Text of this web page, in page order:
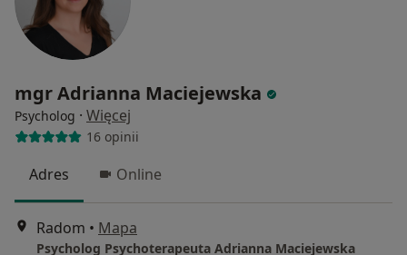
mgr Adrianna Maciejewska
Psycholog · Więcej
16 opinii
Adres Online
Radom • Mapa
Psycholog Psychoterapeuta Adrianna Maciejewska